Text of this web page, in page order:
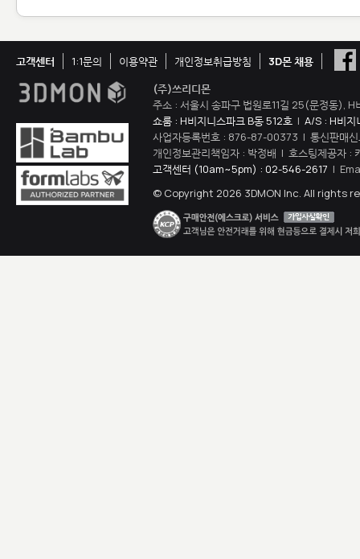
고객센터 1:1문의 이용약관 개인정보취급방침
3D몬 채용
(주)쓰리디몬
주소 : 서울시 송파구 법원로11길 25(문정동),
쇼룸 : H비지니스파크 B동 512호 | A/S : H비지
사업자등록번호 : 876-87-00373 | 통신판매
개인정보관리책임자 : 박정배 | 호스팅제공자 :
고객센터 (10am~5pm) : 02-546-2617 |
© Copyright 2026 3DMON Inc. All rights